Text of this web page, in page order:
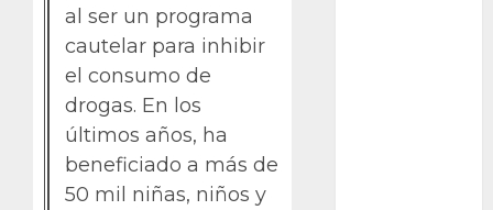
al ser un programa
cautelar para inhibir
el consumo de
drogas. En los
últimos años, ha
beneficiado a más de
50 mil niñas, niños y